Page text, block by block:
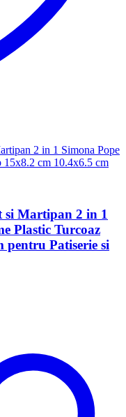
si Martipan 2 in 1
Plastic Turcoaz
pentru Patiserie si